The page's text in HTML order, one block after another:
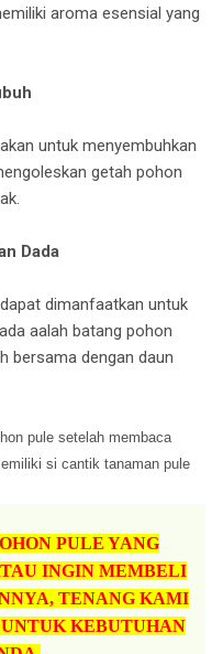
aroma esensial yang
untuk menyembuhkan
getah pohon
Dada
dimanfaatkan untuk
aalah batang pohon
bersama dengan daun
pule setelah membaca
si cantik tanaman pule
PULE YANG
INGIN MEMBELI
TENANG KAMI
KEBUTUHAN